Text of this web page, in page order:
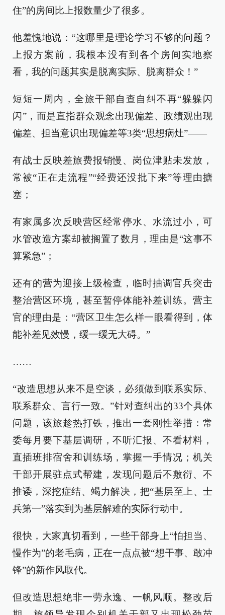
住”的房间比上报数量少了很多。
他羞愧地说：“这哪里是理论学习不够的问题？
上报方案前，我根本没有到各个房间实地察
看，我的问题其实是脱离实际、脱离群众！”
短短一周内，全旅干部自查自纠不再“躲躲闪
闪”，而是直指群众观念出现偏差、政绩观出现
偏差、担当意识出现偏差等3类“思想病灶”——
有战士反映差旅费报销慢、岗位津贴未发放，
常被“正在走流程”“经费还没批下来”等理由搪
塞；
有家属多次反映营区经常停水、水流过小，可
水管改造方案却被搁置了数月，理由是“这事不
算紧急”；
还有的营为迎接上级检查，临时抽调官兵突击
整治营区环境，甚至暂停体能补差训练。营主
官的理由是：“营区卫生怎么样一眼看得到，体
能补差见效慢，缓一缓无大碍。”
……
“改造思想从来不是空谈，必须做到联系实际、
联系群众、言行一致。”针对查纠出的33个具体
问题，该旅趁热打铁，推出一套刚性举措：常
委每月要下基层调研，不听汇报、不看材料，
直插班排宿舍和训练场，掌握一手情况；机关
干部开展驻点式帮建，发现问题后不敷衍、不
推诿，深挖症结、竭力解决，把“基层至上、士
兵第一”落实到为基层解难的实际行动中。
很快，大家真切看到，一些干部身上“怕担当、
慢作为”的老毛病，正在一点点被“想干事、敢冲
锋”的新作风取代。
但改造思想绝非一劳永逸、一帆风顺。整改后